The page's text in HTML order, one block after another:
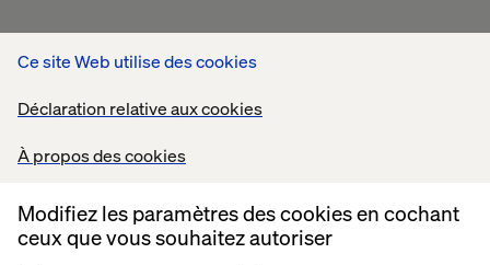
Ce site Web utilise des cookies
Déclaration relative aux cookies
À propos des cookies
Modifiez les paramètres des cookies en cochant
ceux que vous souhaitez autoriser
Publications récentes